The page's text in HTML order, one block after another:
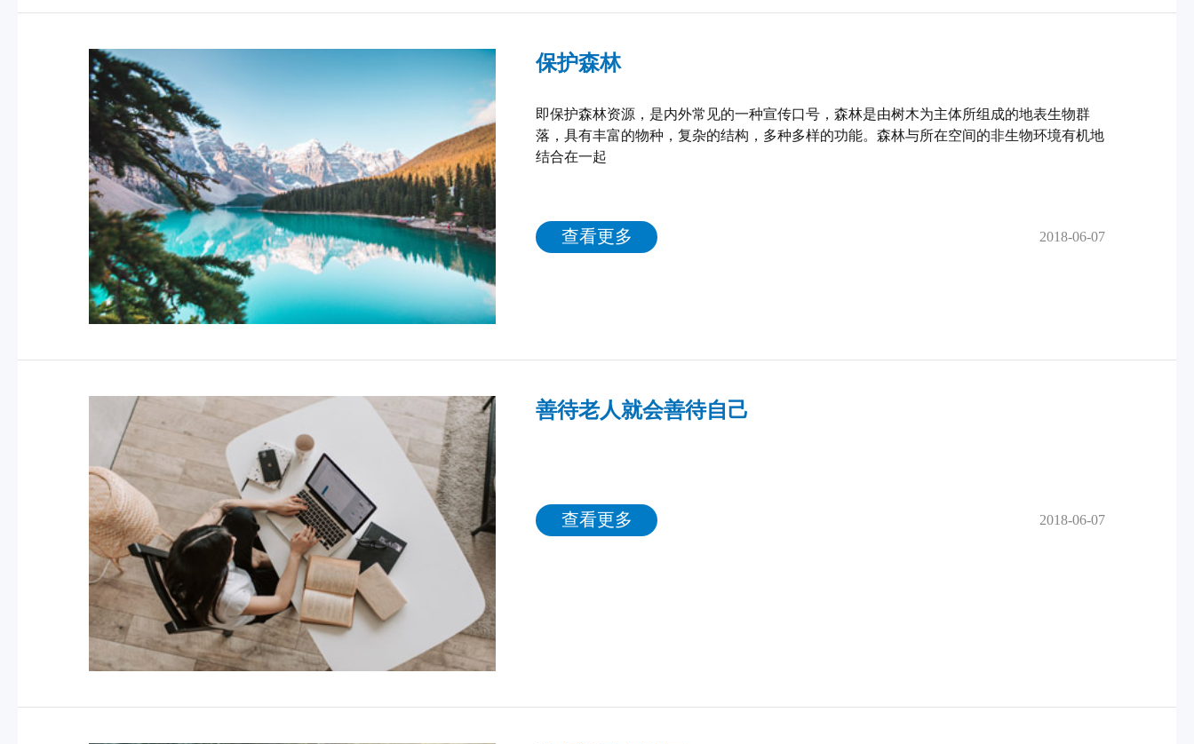
保护森林
即保护森林资源，是内外常见的一种宣传口号，森林是由树木为主体所组成的地表生物群
落，具有丰富的物种，复杂的结构，多种多样的功能。森林与所在空间的非生物环境有机地
结合在一起
查看更多 2018-06-07
善待老人就会善待自己
查看更多 2018-06-07